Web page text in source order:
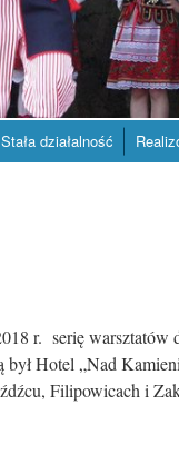
Stała działalność
r. serię warsztatów
Hotel „Nad
Filipowicach i